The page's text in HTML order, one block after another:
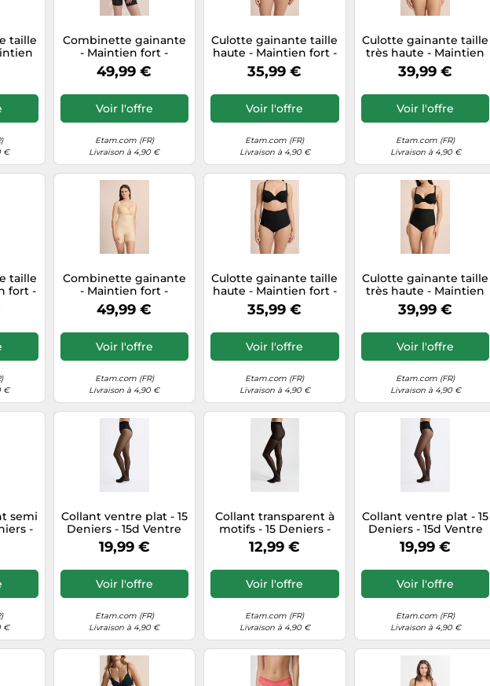
taille
-
-
€
Combinette gainante
- Maintien fort -
Control Byetam - L -
Noir - Femme - Etam
49,99 €
Voir l'offre
Etam.com (FR)
Livraison à 4,90 €
Culotte gainante taille
haute - Maintien fort -
Control Byetam - L -
Noir - Femme - Etam
35,99 €
Voir l'offre
Etam.com (FR)
Livraison à 4,90 €
Culotte gainante taille
très haute - Maintien
fort - Control Byetam -
L - Lin - Femme -
39,99 €
Voir l'offre
Etam.com (FR)
Livraison à 4,90 €
taille
fort -
XL -
€
Combinette gainante
- Maintien fort -
Control Byetam - L -
Lin - Femme - Etam
49,99 €
Voir l'offre
Etam.com (FR)
Livraison à 4,90 €
Culotte gainante taille
haute - Maintien fort -
Control Byetam - XL -
Noir - Femme - Etam
35,99 €
Voir l'offre
Etam.com (FR)
Livraison à 4,90 €
Culotte gainante taille
très haute - Maintien
fort - Control Byetam -
M - Noir - Femme -
39,99 €
Voir l'offre
Etam.com (FR)
Livraison à 4,90 €
semi
-
-
€
Collant ventre plat - 15
Deniers - 15d Ventre
Pla - M - Noir - Femme
- Etam
19,99 €
Voir l'offre
Etam.com (FR)
Livraison à 4,90 €
Collant transparent à
motifs - 15 Deniers -
Croise - L/XL - Noir -
Femme - Etam
12,99 €
Voir l'offre
Etam.com (FR)
Livraison à 4,90 €
Collant ventre plat - 15
Deniers - 15d Ventre
Pla - S - Noir - Femme
- Etam
19,99 €
Voir l'offre
Etam.com (FR)
Livraison à 4,90 €